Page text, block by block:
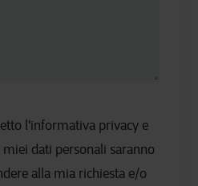
l'informativa privacy e
dati personali saranno
alla mia richiesta e/o